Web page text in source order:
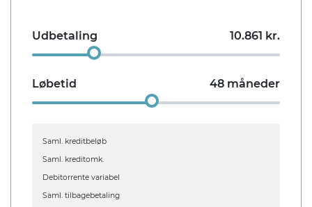
Udbetaling 10.861 kr.
Løbetid 48 måneder
Saml. kreditbeløb
Saml. kreditomk.
Debitorrente variabel
Saml. tilbagebetaling